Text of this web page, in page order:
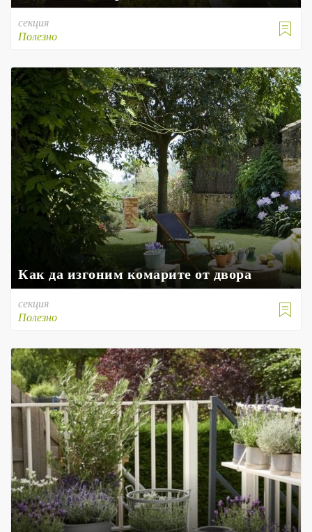

секция
Полезно
Как да изгоним комарите от двора

секция
Полезно